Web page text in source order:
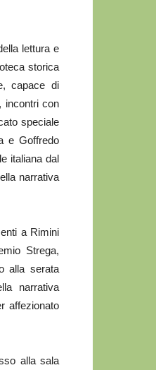
lettura e
storica
capace di
incontri con
speciale
e Goffredo
italiana dal
narrativa
a Rimini
Strega,
alla serata
narrativa
affezionato
alla sala